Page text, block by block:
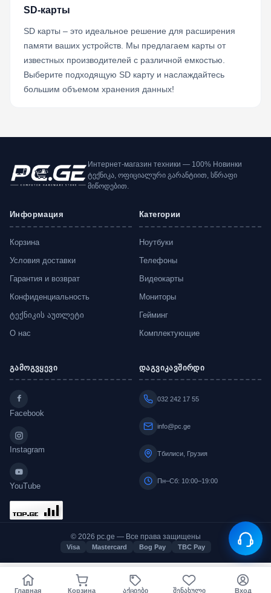
SD-карты
SD карты – это идеальное решение для расширения
памяти ваших устройств. Мы предлагаем карты от
известных производителей с различной емкостью.
Выберите подходящую SD карту и наслаждайтесь
большим объемом хранения данных!
Интернет-магазин техники — 100% Новинки
ტექნიკა, ოფიციალური გარანტიით, სწრაფი
მიწოდებით.
Информация
Корзина
Условия доставки
Гарантия и возврат
Конфиденциальность
ტექნიკის აუთლეტი
О нас
Категории
Ноутбуки
Телефоны
Видеокарты
Мониторы
Гейминг
Комплектующие
გამოგვყევი
Facebook
Instagram
YouTube
დაგვიკავშირდი
032 242 17 55
info@pc.ge
Тбилиси, Грузия
Пн–Сб: 10:00–19:00
© 2026 pc.ge — Все права защищены
Visa Mastercard Bog Pay TBC Pay
Главная Корзина აქციები შენახული Вход